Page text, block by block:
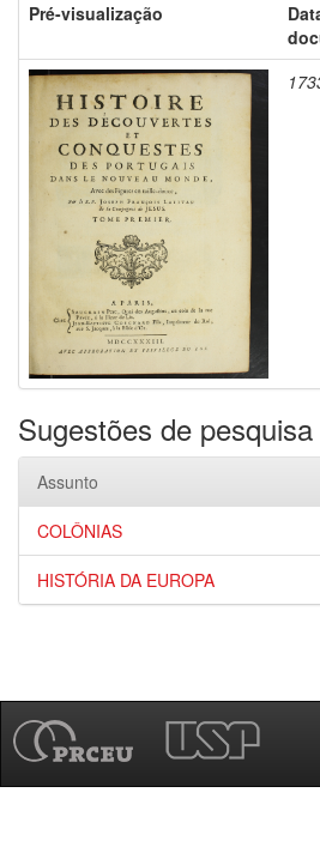
Pré-visualização
Sugestões de pesquisa
Assunto
COLÔNIAS
HISTÓRIA DA EUROPA